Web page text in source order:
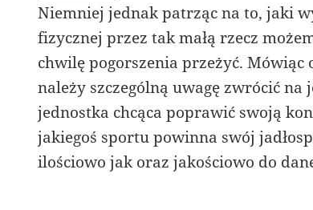
Niemniej jednak patrząc na to, jaki
fizycznej przez tak małą rzecz
chwilę pogorszenia przeżyć. Mówiąc
należy szczególną uwagę zwrócić na
jednostka chcąca poprawić swoją
jakiegoś sportu powinna swój
ilościowo jak oraz jakościowo do